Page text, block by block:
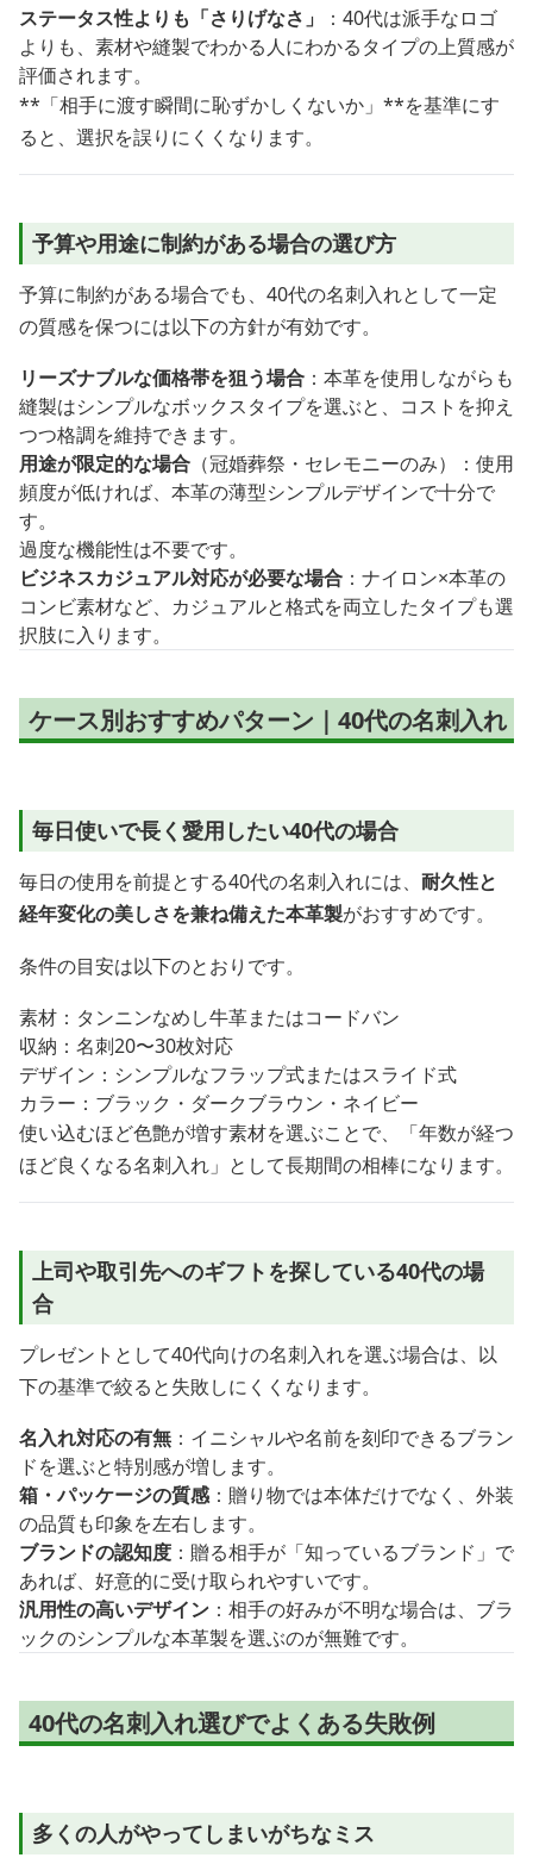
ステータス性よりも「さりげなさ」
：40代は派手なロゴ
よりも、素材や縫製でわかる人にわかるタイプの上質感が
評価されます。
**「相手に渡す瞬間に恥ずかしくないか」**を基準にす
ると、選択を誤りにくくなります。
予算や用途に制約がある場合の選び方
予算に制約がある場合でも、40代の名刺入れとして一定
の質感を保つには以下の方針が有効です。
リーズナブルな価格帯を狙う場合 ：本革を使用しながらも
縫製はシンプルなボックスタイプを選ぶと、コストを抑え
つつ格調を維持できます。
用途が限定的な場合 （冠婚葬祭・セレモニーのみ）：使用
頻度が低ければ、本革の薄型シンプルデザインで十分で
す。
過度な機能性は不要です。
ビジネスカジュアル対応が必要な場合 ：ナイロン×本革の
コンビ素材など、カジュアルと格式を両立したタイプも選
択肢に入ります。
ケース別おすすめパターン｜40代の名刺入れ
毎日使いで長く愛用したい40代の場合
毎日の使用を前提とする40代の名刺入れには、 耐久性と
経年変化の美しさを兼ね備えた本革製がおすすめです。
条件の目安は以下のとおりです。
素材：タンニンなめし牛革またはコードバン
収納：名刺20〜30枚対応
デザイン：シンプルなフラップ式またはスライド式
カラー：ブラック・ダークブラウン・ネイビー
使い込むほど色艶が増す素材を選ぶことで、「年数が経つ
ほど良くなる名刺入れ」として長期間の相棒になります。
上司や取引先へのギフトを探している40代の場
合
プレゼントとして40代向けの名刺入れを選ぶ場合は、以
下の基準で絞ると失敗しにくくなります。
名入れ対応の有無 ：イニシャルや名前を刻印できるブラン
ドを選ぶと特別感が増します。
箱・パッケージの質感：贈り物では本体だけでなく、外装
の品質も印象を左右します。
ブランドの認知度 ：贈る相手が「知っているブランド」で
あれば、好意的に受け取られやすいです。
汎用性の高いデザイン ：相手の好みが不明な場合は、ブラ
ックのシンプルな本革製を選ぶのが無難です。
40代の名刺入れ選びでよくある失敗例
多くの人がやってしまいがちなミス